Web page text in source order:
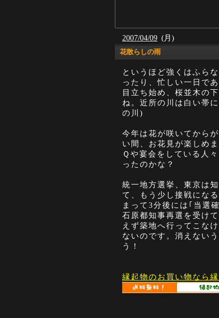
2007/04/09 (月)
花散らしの雨
というほど強くはふら
ったり、忙しい一日で
目立ち始め、桜並木の
ね。近所の川は白い帯
の川)
今年は花が咲いてから
い間、お花見が楽しめ
Ｑや宴会をしている人
ったのかな？
統一地方選挙、東京は
て、もう少し接戦にな
まって3分後には｢当選
石原都知事再選を受け
えず築地へ行ってこな
ないのです。消えない
う！
縁起物のお買い物なら